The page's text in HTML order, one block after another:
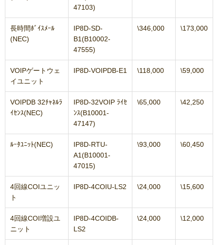
47103)
長時間ﾎﾞｲｽﾒｰﾙ
(NEC)
IP8D-SD-
B1(B10002-
47555)
\346,000 \173,000
VOIPゲートウェ
イユニット
IP8D-VOIPDB-E1 \118,000 \59,000
VOIPDB 32ﾁｬﾈﾙﾗ
ｲｾﾝｽ(NEC)
IP8D-32VOIP ﾗｲｾ
ﾝｽ(B10001-
47147)
\65,000 \42,250
ﾙｰﾀﾕﾆｯﾄ(NEC)
IP8D-RTU-
A1(B10001-
47015)
\93,000 \60,450
4回線COIユニッ
ト
IP8D-4COIU-LS2 \24,000 \15,600
4回線COI増設ユ
ニット
IP8D-4COIDB-
LS2
\24,000 \12,000